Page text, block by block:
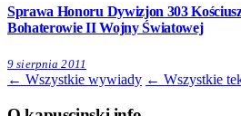
Sprawa Honoru Dywizjon 303
Bohaterowie II Wojny Światowej
9 sierpnia 2011
← Wszystkie wywiady ← Wszystkie